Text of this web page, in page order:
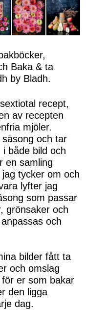
Baka & ta
by Bladh.
recept,
av recepten
mjöler.
och tar
både bild och
en samling
tycker om och
lyfter jag
som passar
grönsaker och
och
bilder fått ta
och omslag
er som bakar
den ligga
dag.